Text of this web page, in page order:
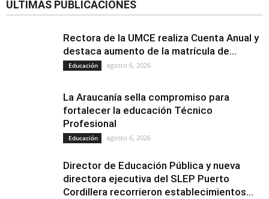
ÚLTIMAS PUBLICACIONES
Rectora de la UMCE realiza Cuenta Anual y
destaca aumento de la matrícula de...
Educación agosto 6, 2026
La Araucanía sella compromiso para
fortalecer la educación Técnico
Profesional
Educación agosto 6, 2026
Director de Educación Pública y nueva
directora ejecutiva del SLEP Puerto
Cordillera recorrieron establecimientos...